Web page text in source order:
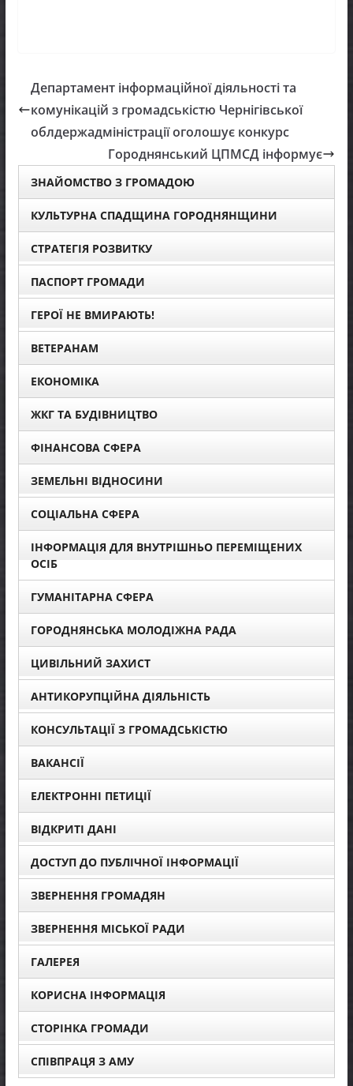
Департамент інформаційної діяльності та
комунікацій з громадськістю Чернігівської
облдержадміністрації оголошує конкурс
Городнянський ЦПМСД інформує
ЗНАЙОМСТВО З ГРОМАДОЮ
КУЛЬТУРНА СПАДЩИНА ГОРОДНЯНЩИНИ
СТРАТЕГІЯ РОЗВИТКУ
ПАСПОРТ ГРОМАДИ
ГЕРОЇ НЕ ВМИРАЮТЬ!
ВЕТЕРАНАМ
ЕКОНОМІКА
ЖКГ ТА БУДІВНИЦТВО
ФІНАНСОВА СФЕРА
ЗЕМЕЛЬНІ ВІДНОСИНИ
СОЦІАЛЬНА СФЕРА
ІНФОРМАЦІЯ ДЛЯ ВНУТРІШНЬО ПЕРЕМІЩЕНИХ
ОСІБ
ГУМАНІТАРНА СФЕРА
ГОРОДНЯНСЬКА МОЛОДІЖНА РАДА
ЦИВІЛЬНИЙ ЗАХИСТ
АНТИКОРУПЦІЙНА ДІЯЛЬНІСТЬ
КОНСУЛЬТАЦІЇ З ГРОМАДСЬКІСТЮ
ВАКАНСІЇ
ЕЛЕКТРОННІ ПЕТИЦІЇ
ВІДКРИТІ ДАНІ
ДОСТУП ДО ПУБЛІЧНОЇ ІНФОРМАЦІЇ
ЗВЕРНЕННЯ ГРОМАДЯН
ЗВЕРНЕННЯ МІСЬКОЇ РАДИ
ГАЛЕРЕЯ
КОРИСНА ІНФОРМАЦІЯ
СТОРІНКА ГРОМАДИ
СПІВПРАЦЯ З АМУ